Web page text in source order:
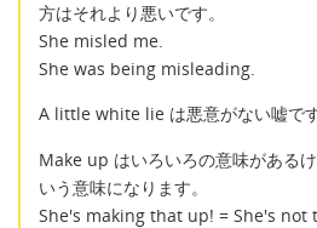
方はそれより悪いです。
She misled me.
She was being misleading.
A little white lie は悪意がない嘘です
Make up はいろいろの意味がある
いう意味になります。
She's making that up! = She's